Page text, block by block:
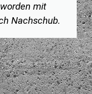
mit
Nachschub.